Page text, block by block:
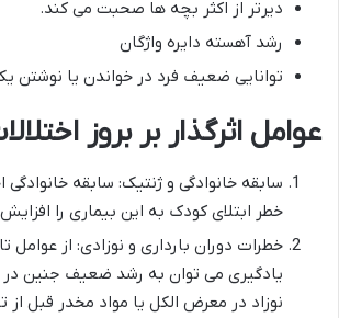
دیرتر از اکثر بچه ها صحبت می کند.
رشد آهسته دایره واژگان
توانایی ضعیف فرد در خواندن یا نوشتن
عوامل اثرگذار بر بروز
سابقه خانوادگی و ژنتیک: سابقه خانوادگی
خطر ابتلای کودک به این بیماری را
خطرات دوران بارداری و نوزادی: از عوامل
یادگیری می توان به رشد ضعیف جنین در
نوزاد در معرض الکل یا مواد مخدر قبل از